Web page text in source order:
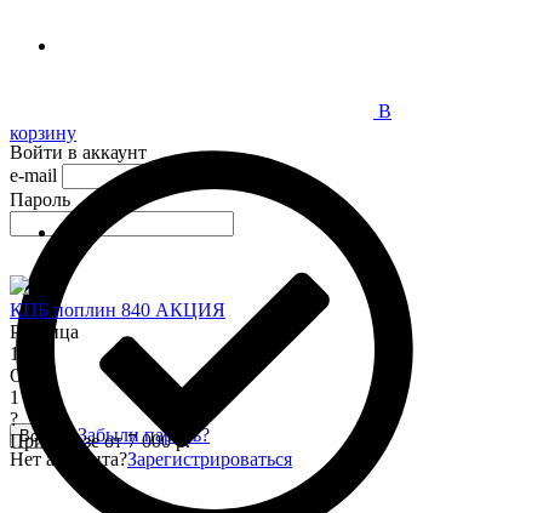
В
корзину
КПБ поплин 840 АКЦИЯ
Розница
1 345
Опт
1 150
?
При заказе от 7 000 р.
Войти в аккаунт
e-mail
Пароль
Войти
Забыли пароль?
Нет аккаунта?Зарегистрироваться